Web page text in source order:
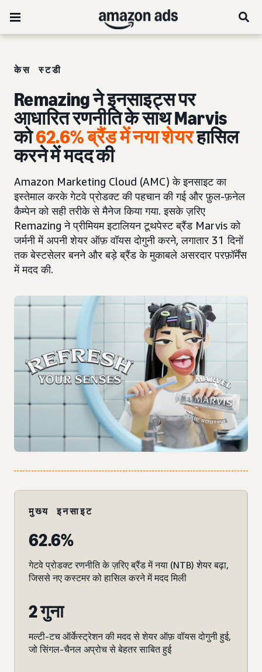
केस स्टडी
Remazing ने इनसाइट्स पर
आधारित रणनीति के साथ Marvis
को62.6% ब्रैंड में नया शेयरहासिल
करने में मदद की
Amazon Marketing Cloud (AMC) के इनसाइट का
इस्तेमाल करके गेटवे प्रोडक्ट की पहचान की गई और फ़ुल-फ़नेल
कैम्पेन को सही तरीके से मैनेज किया गया. इसके ज़रिए
Remazing ने प्रीमियम इटालियन टूथपेस्ट ब्रैंड Marvis को
जर्मनी में अपनी शेयर ऑफ़ वॉयस दोगुनी करने, लगातार 31 दिनों
तक बेस्टसेलर बनने और बड़े ब्रैंड के मुकाबले असरदार परफ़ॉर्मेंस
में मदद की.
मुख्य इनसाइट
62.6%
गेटवे प्रोडक्ट रणनीति के ज़रिए ब्रैंड में नया (NTB) शेयर बढ़ा,
जिससे नए कस्टमर को हासिल करने में मदद मिली
2 गुना
मल्टी-टच ऑर्केस्ट्रेशन की मदद से शेयर ऑफ़ वॉयस दोगुनी हुई,
जो सिंगल-चैनल अप्रोच से बेहतर साबित हुई